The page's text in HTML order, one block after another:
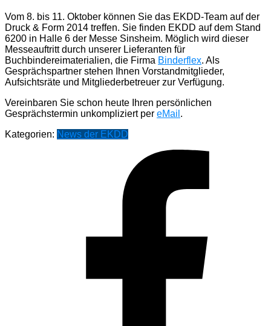
Vom 8. bis 11. Oktober können Sie das EKDD-Team auf der
Druck & Form 2014 treffen. Sie finden EKDD auf dem Stand
6200 in Halle 6 der Messe Sinsheim. Möglich wird dieser
Messeauftritt durch unserer Lieferanten für
Buchbindereimaterialien, die Firma Binderflex. Als
Gesprächspartner stehen Ihnen Vorstandmitglieder,
Aufsichtsräte und Mitgliederbetreuer zur Verfügung.
Vereinbaren Sie schon heute Ihren persönlichen
Gesprächstermin unkompliziert per eMail .
Kategorien: News der EKDD